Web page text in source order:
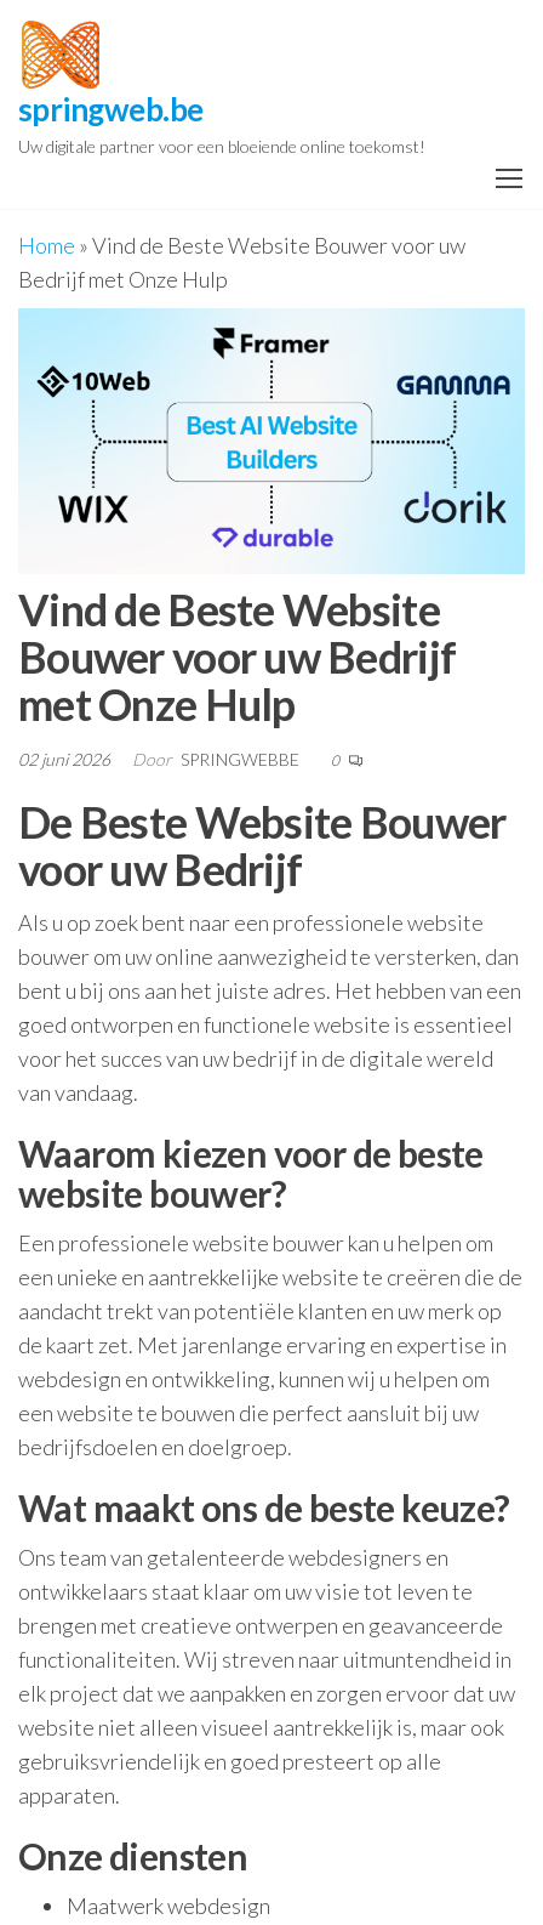
Spring
naar
de
inhoud
springweb.be
Uw digitale partner voor een bloeiende online toekomst!
Home »Vind de Beste Website Bouwer voor uw
Bedrijf met Onze Hulp
Vind de Beste Website
Bouwer voor uw Bedrijf
met Onze Hulp
02 juni 2026 Door SPRINGWEBBE 0
De Beste Website Bouwer
voor uw Bedrijf
Als u op zoek bent naar een professionele website
bouwer om uw online aanwezigheid te versterken, dan
bent u bij ons aan het juiste adres. Het hebben van een
goed ontworpen en functionele website is essentieel
voor het succes van uw bedrijf in de digitale wereld
van vandaag.
Waarom kiezen voor de beste
website bouwer?
Een professionele website bouwer kan u helpen om
een unieke en aantrekkelijke website te creëren die de
aandacht trekt van potentiële klanten en uw merk op
de kaart zet. Met jarenlange ervaring en expertise in
webdesign en ontwikkeling, kunnen wij u helpen om
een website te bouwen die perfect aansluit bij uw
bedrijfsdoelen en doelgroep.
Wat maakt ons de beste keuze?
Ons team van getalenteerde webdesigners en
ontwikkelaars staat klaar om uw visie tot leven te
brengen met creatieve ontwerpen en geavanceerde
functionaliteiten. Wij streven naar uitmuntendheid in
elk project dat we aanpakken en zorgen ervoor dat uw
website niet alleen visueel aantrekkelijk is, maar ook
gebruiksvriendelijk en goed presteert op alle
apparaten.
Onze diensten
Maatwerk webdesign